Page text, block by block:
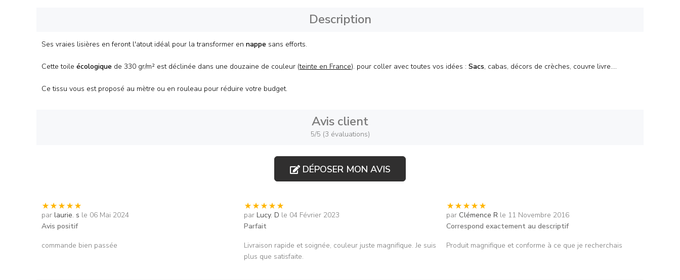
Description
Ses vraies lisières en feront l'atout idéal pour la transformer en nappe sans efforts.
Cette toile écologique de 330 gr/m² est déclinée dans une douzaine de couleur (teinte en France). pour coller avec toutes vos idées : Sacs, cabas, décors de crèches, couvre livre....
Ce tissu vous est proposé au mètre ou en rouleau pour réduire votre budget.
Avis client
5/5 (3 évaluations)
DÉPOSER MON AVIS
par laurie. s le 06 Mai 2024
Avis positif
commande bien passée
par Lucy. D le 04 Février 2023
Parfait
Livraison rapide et soignée, couleur juste magnifique. Je suis
plus que satisfaite.
par Clémence R le 11 Novembre 2016
Correspond exactement au descriptif
Produit magnifique et conforme à ce que je recherchais